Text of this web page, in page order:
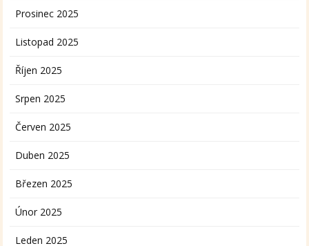
Prosinec 2025
Listopad 2025
Říjen 2025
Srpen 2025
Červen 2025
Duben 2025
Březen 2025
Únor 2025
Leden 2025